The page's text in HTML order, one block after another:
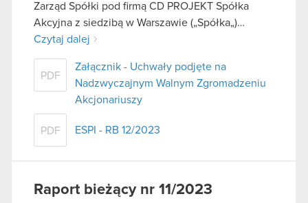
Zarząd Spółki pod firmą CD PROJEKT Spółka
Akcyjna z siedzibą w Warszawie („Spółka„)…
Czytaj dalej
PDF
Załącznik - Uchwały podjęte na
Nadzwyczajnym Walnym Zgromadzeniu
Akcjonariuszy
PDF ESPI - RB 12/2023
Raport bieżący nr 11/2023